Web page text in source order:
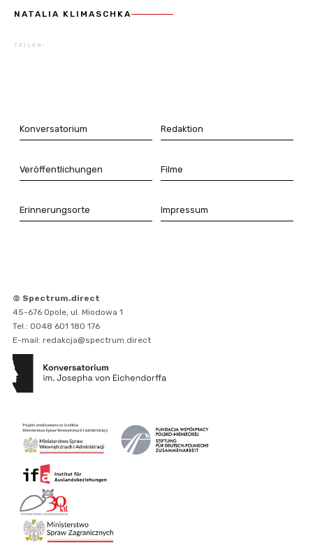
This is some text inside of a div block.
NATALIA KLIMASCHKA
TEILEN:
Konversatorium Redaktion
Veröffentlichungen Filme
Erinnerungsorte Impressum
© Spectrum.direct
45-676 Opole, ul. Miodowa 1
Tel.: 0048 601 180 176
E-mail: redakcja@spectrum.direct